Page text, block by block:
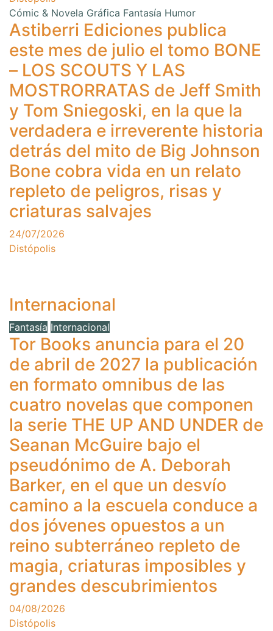
Cómic & Novela Gráfica Fantasía Humor
Astiberri Ediciones publica
este mes de julio el tomo BONE
– LOS SCOUTS Y LAS
MOSTRORRATAS de Jeff Smith
y Tom Sniegoski, en la que la
verdadera e irreverente historia
detrás del mito de Big Johnson
Bone cobra vida en un relato
repleto de peligros, risas y
criaturas salvajes
24/07/2026
Distópolis
Internacional
Fantasía Internacional
Tor Books anuncia para el 20
de abril de 2027 la publicación
en formato omnibus de las
cuatro novelas que componen
la serie THE UP AND UNDER de
Seanan McGuire bajo el
pseudónimo de A. Deborah
Barker, en el que un desvío
camino a la escuela conduce a
dos jóvenes opuestos a un
reino subterráneo repleto de
magia, criaturas imposibles y
grandes descubrimientos
04/08/2026
Distópolis